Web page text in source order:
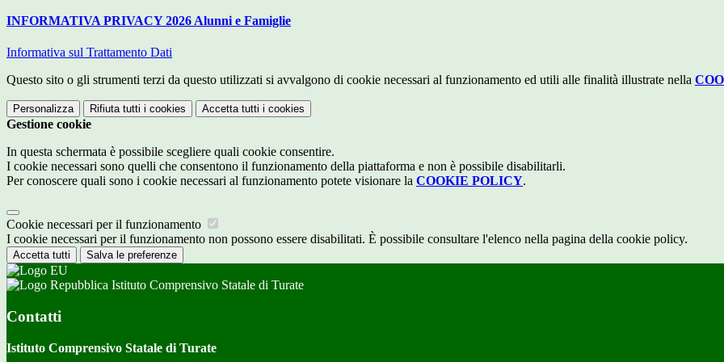
INFORMATIVA PRIVACY 2026 Alunni e Famiglie
Informativa sul Trattamento Dati
Questo sito o gli strumenti terzi da questo utilizzati si avvalgono di cookie necessari al funzionamento ed utili alle finalità illustrate nella
Personalizza Rifiuta tutti i cookies Accetta tutti i cookies
Gestione cookie
In questa schermata è possibile scegliere quali cookie consentire.
I cookie necessari sono quelli che consentono il funzionamento della piattaforma e non è possibile disabilitarli.
Per conoscere quali sono i cookie necessari al funzionamento potete visionare la COOKIE POLICY.
Cookie necessari per il funzionamento
I cookie necessari per il funzionamento non possono essere disabilitati. È possibile consultare l'elenco nella pagina della cookie policy.
Accetta tutti Salva le preferenze
Istituto Comprensivo Statale di Turate
Contatti
Istituto Comprensivo Statale di Turate